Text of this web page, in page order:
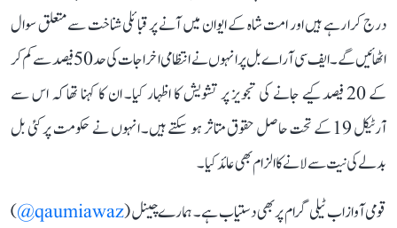
درج کرا رہے ہیں اور امت شاہ کے ایوان میں آنے پر قبائلی شناخت سے متعلق سوال
اٹھائیں گے۔ ایف سی آر اے بل پر انہوں نے انتظامی اخراجات کی حد 50 فیصد سے کم کر
کے 20 فیصد کیے جانے کی تجویز پر تشویش کا اظہار کیا۔ ان کا کہنا تھا کہ اس سے
آرٹیکل 19 کے تحت حاصل حقوق متاثر ہو سکتے ہیں۔ انہوں نے حکومت پر کئی بل
بدلے کی نیت سے لانے کا الزام بھی عائد کیا۔
قومی آواز اب ٹیلی گرام پر بھی دستیاب ہے۔ ہمارے چینل (qaumiawaz@
)